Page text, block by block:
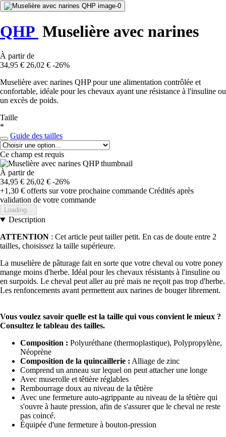
QHP Muselière avec narines
À partir de
34,95 € 26,02 € -26%
Muselière avec narines QHP pour une alimentation contrôlée et
confortable, idéale pour les chevaux ayant une résistance à l'insuline ou
un excès de poids.
Taille
*
Guide des tailles
Ce champ est requis
À partir de
34,95 € 26,02 € -26%
+1,30 € offerts sur votre prochaine commande Crédités après
validation de votre commande
Loading...
Description
ATTENTION : Cet article peut tailler petit. En cas de doute entre 2
tailles, choisissez la taille supérieure.
La muselière de pâturage fait en sorte que votre cheval ou votre poney
mange moins d'herbe. Idéal pour les chevaux résistants à l'insuline ou
en surpoids. Le cheval peut aller au pré mais ne reçoit pas trop d'herbe.
Les renfoncements avant permettent aux narines de bouger librement.
Vous voulez savoir quelle est la taille qui vous convient le mieux ?
Consultez le tableau des tailles.
Composition : Polyuréthane (thermoplastique), Polypropylène,
Néoprène
Composition de la quincaillerie : Alliage de zinc
Comprend un anneau sur lequel on peut attacher une longe
Avec muserolle et têtière réglables
Rembourrage doux au niveau de la têtière
Avec une fermeture auto-agrippante au niveau de la têtière qui
s'ouvre à haute pression, afin de s'assurer que le cheval ne reste
pas coincé.
Équipée d'une fermeture à bouton-pression